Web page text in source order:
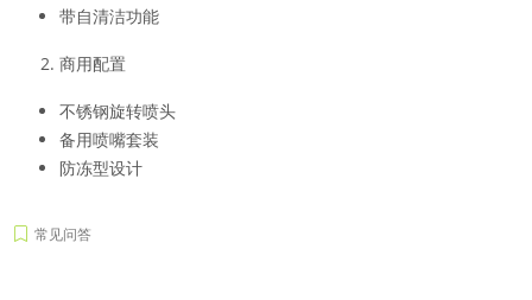
带自清洁功能
商用配置
不锈钢旋转喷头
备用喷嘴套装
防冻型设计
常见问答